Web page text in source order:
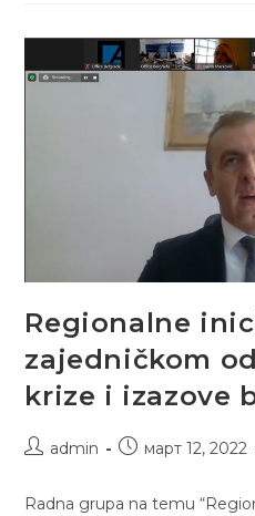
Svrhu
Otvorenih
Pitanja
I
Statusa
Na
Balkanu
Regionalne
zajedničkom
krize i izazove
Postadmin
Postмарт 12, 2022
Radna grupa na temu